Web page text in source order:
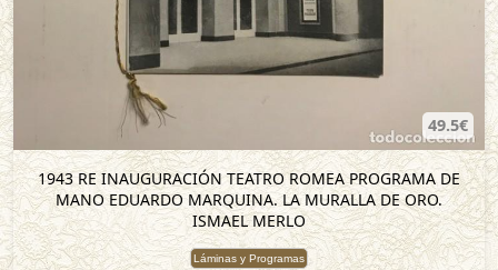
49.5€
1943 RE INAUGURACIÓN TEATRO ROMEA PROGRAMA DE
MANO EDUARDO MARQUINA. LA MURALLA DE ORO.
ISMAEL MERLO
Láminas y Programas